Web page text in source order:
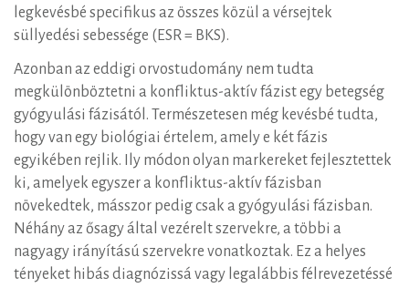
legkevésbé specifikus az összes közül a vérsejtek
süllyedési sebessége (ESR = BKS).
Azonban az eddigi orvostudomány nem tudta
megkülönböztetni a konfliktus-aktív fázist egy betegség
gyógyulási fázisától. Természetesen még kevésbé tudta,
hogy van egy biológiai értelem, amely e két fázis
egyikében rejlik. Ily módon olyan markereket fejlesztettek
ki, amelyek egyszer a konfliktus-aktív fázisban
növekedtek, másszor pedig csak a gyógyulási fázisban.
Néhány az ősagy által vezérelt szervekre, a többi a
nagyagy irányítású szervekre vonatkoztak. Ez a helyes
tényeket hibás diagnózissá vagy legalábbis félrevezetéssé